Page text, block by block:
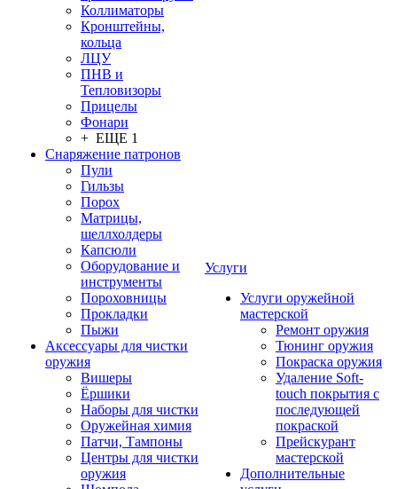
Коллиматоры
Кронштейны,
кольца
ЛЦУ
ПНВ и
Тепловизоры
Прицелы
Фонари
+ ЕЩЕ 1
Снаряжение патронов
Пули
Гильзы
Порох
Матрицы,
шеллхолдеры
Капсюли
Оборудование и
инструменты
Пороховницы
Прокладки
Пыжи
Аксессуары для чистки
оружия
Вишеры
Ёршики
Наборы для чистки
Оружейная химия
Патчи, Тампоны
Центры для чистки
оружия
Услуги
Услуги оружейной
мастерской
Ремонт оружия
Тюнинг оружия
Покраска оружия
Удаление Soft-
touch покрытия с
последующей
покраской
Прейскурант
мастерской
Дополнительные